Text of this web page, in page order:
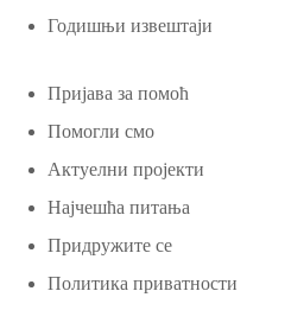
Годишњи извештаји
Пријава за помоћ
Помогли смо
Актуелни пројекти
Најчешћа питања
Придружите се
Политика приватности